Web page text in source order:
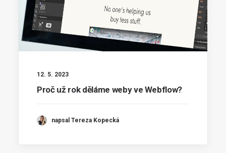
12. 5. 2023
Proč už rok děláme weby ve Webflow?
napsal Tereza Kopecká